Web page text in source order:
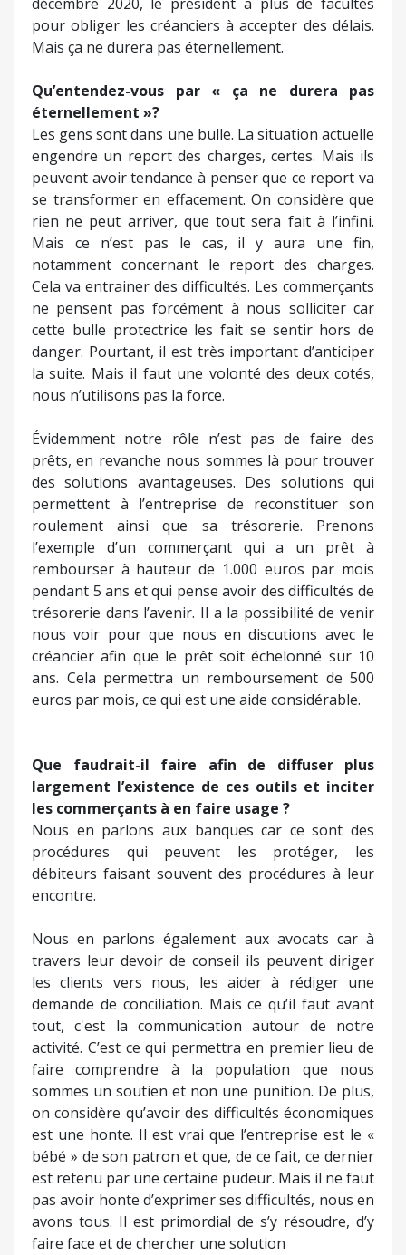
pour obliger les créanciers à accepter des délais.
Mais ça ne durera pas éternellement.
Qu’entendez-vous par « ça ne durera pas
éternellement »?
Les gens sont dans une bulle. La situation actuelle
engendre un report des charges, certes. Mais ils
peuvent avoir tendance à penser que ce report va
se transformer en effacement. On considère que
rien ne peut arriver, que tout sera fait à l’infini.
Mais ce n’est pas le cas, il y aura une fin,
notamment concernant le report des charges.
Cela va entrainer des difficultés. Les commerçants
ne pensent pas forcément à nous solliciter car
cette bulle protectrice les fait se sentir hors de
danger. Pourtant, il est très important d’anticiper
la suite. Mais il faut une volonté des deux cotés,
nous n’utilisons pas la force.
Évidemment notre rôle n’est pas de faire des
prêts, en revanche nous sommes là pour trouver
des solutions avantageuses. Des solutions qui
permettent à l’entreprise de reconstituer son
roulement ainsi que sa trésorerie. Prenons
l’exemple d’un commerçant qui a un prêt à
rembourser à hauteur de 1.000 euros par mois
pendant 5 ans et qui pense avoir des difficultés de
trésorerie dans l’avenir. Il a la possibilité de venir
nous voir pour que nous en discutions avec le
créancier afin que le prêt soit échelonné sur 10
ans. Cela permettra un remboursement de 500
euros par mois, ce qui est une aide considérable.
Que faudrait-il faire afin de diffuser plus
largement l’existence de ces outils et inciter
les commerçants à en faire usage ?
Nous en parlons aux banques car ce sont des
procédures qui peuvent les protéger, les
débiteurs faisant souvent des procédures à leur
encontre.
Nous en parlons également aux avocats car à
travers leur devoir de conseil ils peuvent diriger
les clients vers nous, les aider à rédiger une
demande de conciliation. Mais ce qu’il faut avant
tout, c'est la communication autour de notre
activité. C’est ce qui permettra en premier lieu de
faire comprendre à la population que nous
sommes un soutien et non une punition. De plus,
on considère qu’avoir des difficultés économiques
est une honte. Il est vrai que l’entreprise est le «
bébé » de son patron et que, de ce fait, ce dernier
est retenu par une certaine pudeur. Mais il ne faut
pas avoir honte d’exprimer ses difficultés, nous en
avons tous. Il est primordial de s’y résoudre, d’y
faire face et de chercher une solution